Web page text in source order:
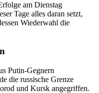
am Dienstag
Tage alles daran setzt,
Wiederwahl die
Putin-Gegnern
die russische Grenze
und Kursk angegriffen.